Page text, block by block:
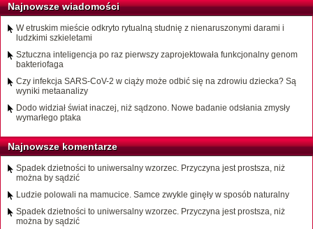
Najnowsze wiadomości
W etruskim mieście odkryto rytualną studnię z nienaruszonymi darami i
ludzkimi szkieletami
Sztuczna inteligencja po raz pierwszy zaprojektowała funkcjonalny genom
bakteriofaga
Czy infekcja SARS-CoV-2 w ciąży może odbić się na zdrowiu dziecka? Są
wyniki metaanalizy
Dodo widział świat inaczej, niż sądzono. Nowe badanie odsłania zmysły
wymarłego ptaka
Najnowsze komentarze
Spadek dzietności to uniwersalny wzorzec. Przyczyna jest prostsza, niż
można by sądzić
Ludzie polowali na mamucice. Samce zwykle ginęły w sposób naturalny
Spadek dzietności to uniwersalny wzorzec. Przyczyna jest prostsza, niż
można by sądzić